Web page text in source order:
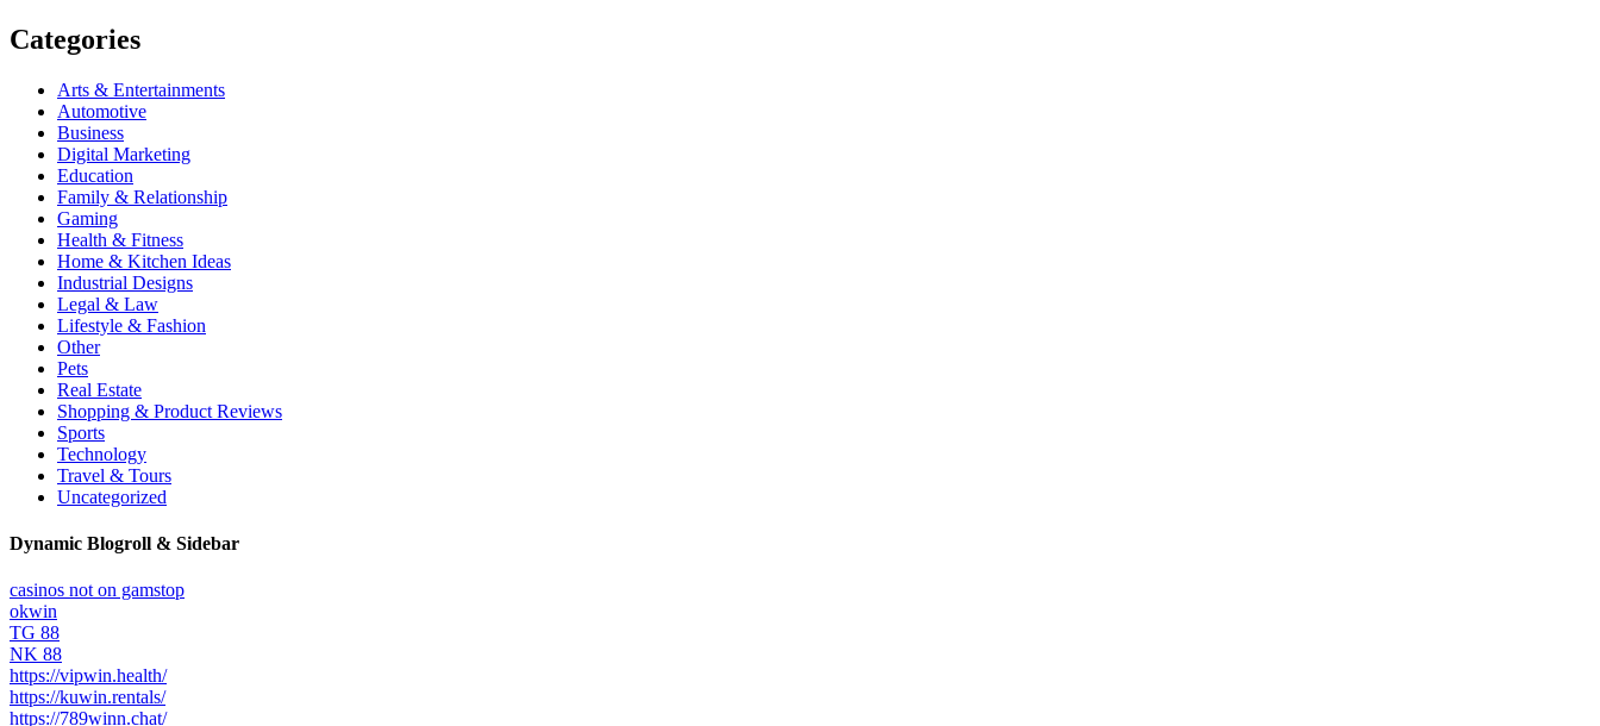
Categories
Arts & Entertainments
Automotive
Business
Digital Marketing
Education
Family & Relationship
Gaming
Health & Fitness
Home & Kitchen Ideas
Industrial Designs
Legal & Law
Lifestyle & Fashion
Other
Pets
Real Estate
Shopping & Product Reviews
Sports
Technology
Travel & Tours
Uncategorized
Dynamic Blogroll & Sidebar
casinos not on gamstop
okwin
TG 88
NK 88
https://vipwin.health/
https://kuwin.rentals/
https://789winn.chat/